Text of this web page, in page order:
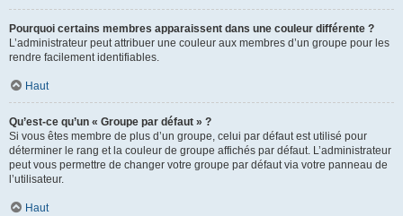
Pourquoi certains membres apparaissent dans une couleur différente ?
L’administrateur peut attribuer une couleur aux membres d’un groupe pour les
rendre facilement identifiables.
Haut
Qu’est-ce qu’un « Groupe par défaut » ?
Si vous êtes membre de plus d’un groupe, celui par défaut est utilisé pour
déterminer le rang et la couleur de groupe affichés par défaut. L’administrateur
peut vous permettre de changer votre groupe par défaut via votre panneau de
l’utilisateur.
Haut